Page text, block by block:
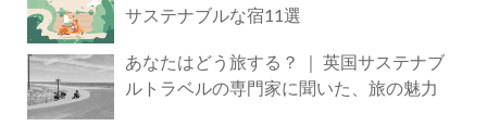
サステナブルな宿11選
あなたはどう旅する？ ｜ 英国サステナブ
ルトラベルの専門家に聞いた、旅の魅力